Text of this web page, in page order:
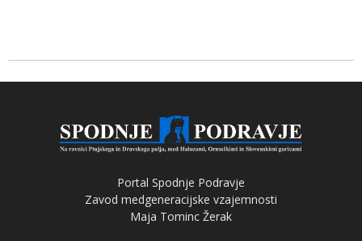
Portal Spodnje Podravje
Zavod medgeneracijske vzajemnosti
Maja Tominc Žerak